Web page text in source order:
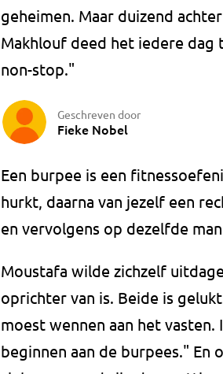
geheimen. Maar duizend
Makhlouf deed het iedere
non-stop."
Geschreven door
Fieke Nobel
Een burpee is een
hurkt, daarna van jezelf een
en vervolgens op dezelfde
Moustafa wilde zichzelf
oprichter van is. Beide is
moest wennen aan het
beginnen aan de burpees." En